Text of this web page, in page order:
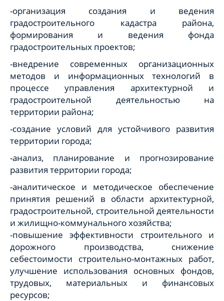
-организация создания и ведения
градостроительного кадастра района,
формирования и ведения фонда
градостроительных проектов;
-внедрение современных организационных
методов и информационных технологий в
процессе управления архитектурной и
градостроительной деятельностью на
территории района;
-создание условий для устойчивого развития
территории города;
-анализ, планирование и прогнозирование
развития территории города;
-аналитическое и методическое обеспечение
принятия решений в области архитектурной,
градостроительной, строительной деятельности
и жилищно-коммунального хозяйства;
-повышение эффективности строительного и
дорожного производства, снижение
себестоимости строительно-монтажных работ,
улучшение использования основных фондов,
трудовых, материальных и финансовых
ресурсов;